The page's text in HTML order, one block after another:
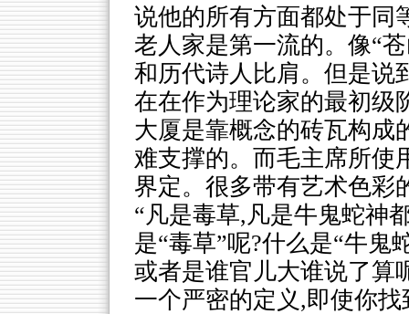
说他的所有方面都处于同
老人家是第一流的。像“
和历代诗人比肩。但是说
在在作为理论家的最初级
大厦是靠概念的砖瓦构成
难支撑的。而毛主席所使
界定。很多带有艺术色彩
“凡是毒草,凡是牛鬼蛇神
是“毒草”呢?什么是“牛鬼
或者是谁官儿大谁说了算
一个严密的定义,即使你